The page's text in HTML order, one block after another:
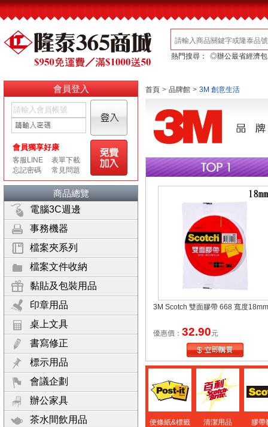
熱門搜尋： ◎辦公最省經濟包
會員登入
商品總覽
電腦3C週邊
事務機器
檔案夾系列
檔案文件收納
黏貼及包裝用品
印章用品
桌上文具
書寫修正
標示用品
會議企劃
辦公家具
茶水間飲用品
首頁 > 品牌館 > 3M 創意生活
3M Scotch 雙面膠帶 668 寬度18mm
優惠價： 32.90元
便條紙&標籤 清潔用品 膠帶